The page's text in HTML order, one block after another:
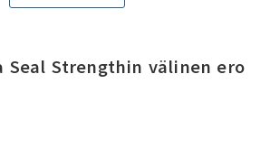
Seal Strengthin välinen ero